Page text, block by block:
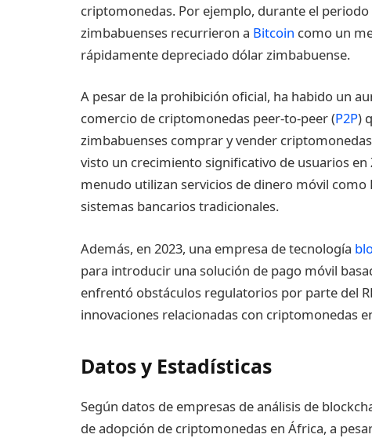
criptomonedas. Por ejemplo, durante el
zimbabuenses recurrieron a Bitcoin como un
rápidamente depreciado dólar zimbabuense.
A pesar de la prohibición oficial, ha habido un
comercio de criptomonedas peer-to-peer (P2P)
zimbabuenses comprar y vender
visto un crecimiento significativo de usuarios
menudo utilizan servicios de dinero móvil como
sistemas bancarios tradicionales.
Además, en 2023, una empresa de tecnología
para introducir una solución de pago móvil
enfrentó obstáculos regulatorios por parte del
innovaciones relacionadas con criptomonedas
Datos y Estadísticas
Según datos de empresas de análisis de
de adopción de criptomonedas en África, a